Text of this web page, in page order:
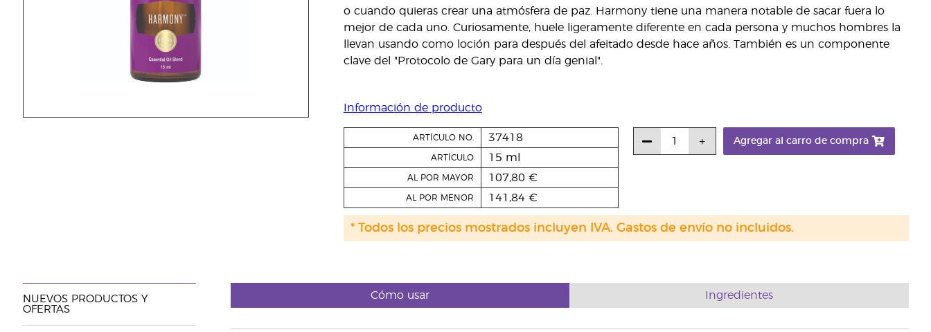
o cuando quieras crear una atmósfera de paz. Harmony tiene una manera notable de sacar fuera lo
mejor de cada uno. Curiosamente, huele ligeramente diferente en cada persona y muchos hombres la
llevan usando como loción para después del afeitado desde hace años. También es un componente
clave del "Protocolo de Gary para un día genial".
Información de producto
ARTÍCULO NO. 37418
ARTÍCULO 15 ml
AL POR MAYOR 107,80 €
AL POR MENOR 141,84 €
Agregar al carro de compra
* Todos los precios mostrados incluyen IVA. Gastos de envío no incluidos.
NUEVOS PRODUCTOS Y
OFERTAS
Cómo usar Ingredientes